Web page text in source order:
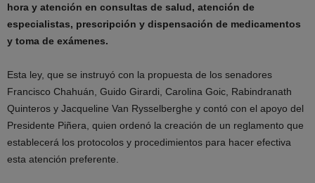
hora y atención en consultas de salud, atención de
especialistas, prescripción y dispensación de medicamentos
y toma de exámenes.
Esta ley, que se instruyó con la propuesta de los senadores
Francisco Chahuán, Guido Girardi, Carolina Goic, Rabindranath
Quinteros y Jacqueline Van Rysselberghe y contó con el apoyo del
Presidente Piñera, quien ordenó la creación de un reglamento que
establecerá los protocolos y procedimientos para hacer efectiva
esta atención preferente.